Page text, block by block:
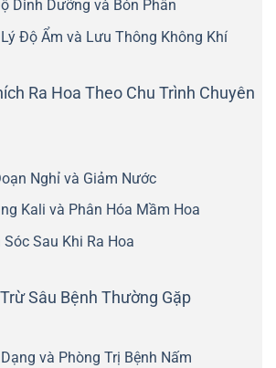
Dinh Dưỡng và Bón Phân
Độ Ẩm và Lưu Thông Không Khí
Ra Hoa Theo Chu Trình Chuyên
Nghỉ và Giảm Nước
Kali và Phân Hóa Mầm Hoa
Sóc Sau Khi Ra Hoa
Sâu Bệnh Thường Gặp
và Phòng Trị Bệnh Nấm